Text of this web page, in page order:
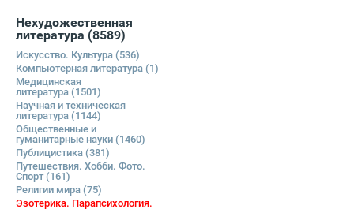
Нехудожественная
литература (8589)
Искусство. Культура (536)
Компьютерная литература (1)
Медицинская
литература (1501)
Научная и техническая
литература (1144)
Общественные и
гуманитарные науки (1460)
Публицистика (381)
Путешествия. Хобби. Фото.
Спорт(161)
Религии мира (75)
Эзотерика. Парапсихология.